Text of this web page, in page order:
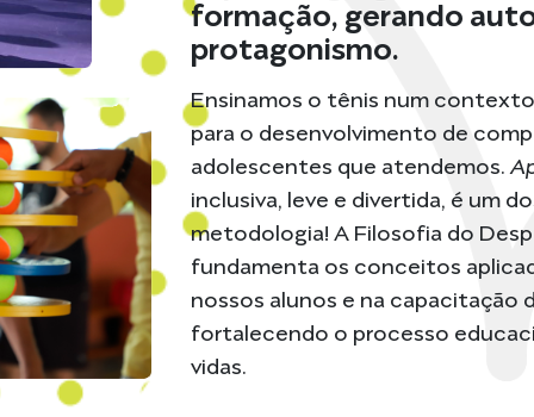
formação, gerando
protagonismo.
Ensinamos o tênis num
para o desenvolvimento de
adolescentes que atendemos.
inclusiva, leve e divertida, é um
metodologia! A Filosofia do
fundamenta os conceitos
nossos alunos e na capacitação
fortalecendo o processo
vidas.